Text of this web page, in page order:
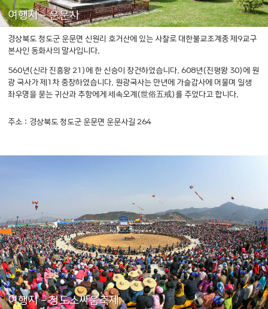
여행지 - 운문사
경상북도 청도군 운문면 신원리 호거산에 있는 사찰로 대한불교조계종 제9교구
본사인 동화사의 말사입니다.
560년(신라 진흥왕 21)에 한 신승이 창건하였습니다. 608년(진평왕 30)에 원
광 국사가 제1차 중창하였습니다. 원광국사는 만년에 가슬갑사에 머물며 일생
좌우명을 묻는 귀산과 추항에게 세속오계(世俗五戒)를 주었다고 합니다.
주소 : 경상북도 청도군 운문면 운문사길 264
여행지 - 청도소싸움축제